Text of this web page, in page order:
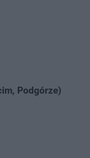
Podgórze)